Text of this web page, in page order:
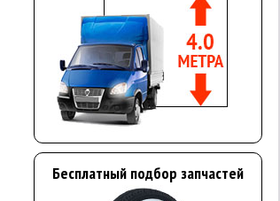
Бесплатный подбор запчастей